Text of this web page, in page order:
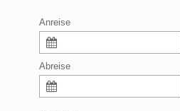
Anreise
Abreise